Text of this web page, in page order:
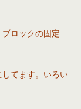
ロックの固定
てます。いろい